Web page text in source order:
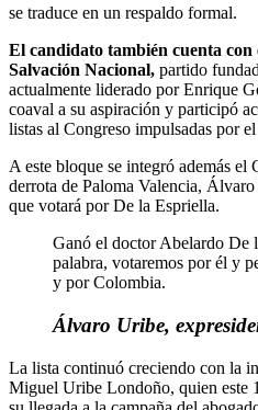
se traduce en un respaldo formal.
El candidato también cuenta con
Salvación Nacional, partido
actualmente liderado por Enrique
coaval a su aspiración y participó
listas al Congreso impulsadas por
A este bloque se integró además el
derrota de Paloma Valencia,
que votará por De la Espriella.
Ganó el doctor Abelardo De
palabra, votaremos por él y
y por Colombia.
Álvaro Uribe,
La lista continuó creciendo con la
Miguel Uribe Londoño, quien este